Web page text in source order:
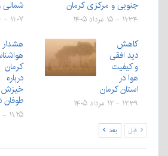
جنوبی و مرکزی کرمان
۱۱:۳۴ - ۱۵ مرداد ۱۴۰۵ ۱۱:۰۷ - ۱۴ مرداد ۱۴۰۵
کاهش
دید افقی
و کیفیت
هوا در
استان کرمان
۱۲:۳۹ - ۱۲ مرداد ۱۴۰۵
هشدار
کرمان
درباره
خیزش
۱۱:۲۵ - ۱۱ مرداد ۱۴۰۵
قبل بعد